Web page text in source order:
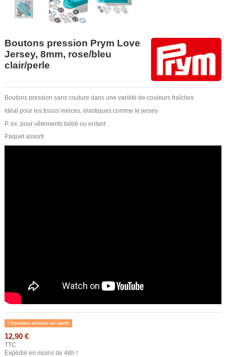
Boutons pression Prym Love
Jersey, 8mm, rose/bleu
clair/perle
Boutons pression sans couture dans une variété de couleurs fraîches
Idéal pour les tissus minces, élastiques comme le jersey
P. ex. pour vêtements bébé ou enfant
Paquet assorti
Derniers articles en stock
12,90 €
TTC
Expédié en moins de 48h !